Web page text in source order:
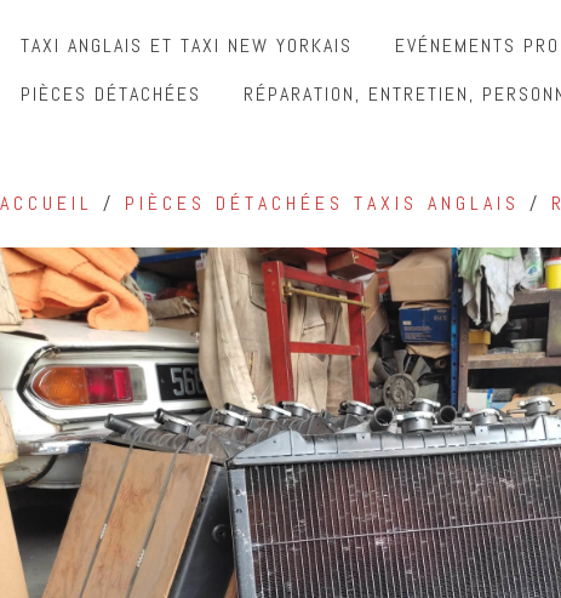
TAXI ANGLAIS ET TAXI NEW YORKAIS EVÉNEMENTS
PIÈCES DÉTACHÉES
RÉPARATION, ENTRETIEN,
ACCUEIL / PIÈCES DÉTACHÉES TAXIS ANGLAIS /